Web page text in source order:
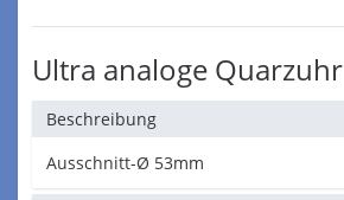
Ultra analoge Quarzuhr
Beschreibung
Ausschnitt-Ø 53mm